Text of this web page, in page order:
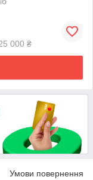
000 ₴
Умови повернення